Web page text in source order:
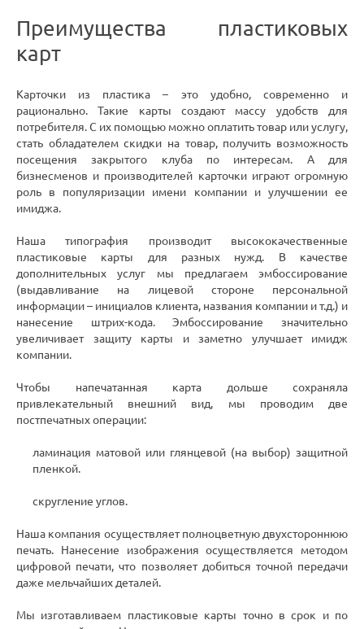
Преимущества пластиковых
карт
Карточки из пластика – это удобно, современно и
рационально. Такие карты создают массу удобств для
потребителя. С их помощью можно оплатить товар или услугу,
стать обладателем скидки на товар, получить возможность
посещения закрытого клуба по интересам. А для
бизнесменов и производителей карточки играют огромную
роль в популяризации имени компании и улучшении ее
имиджа.
Наша типография производит высококачественные
пластиковые карты для разных нужд. В качестве
дополнительных услуг мы предлагаем эмбоссирование
(выдавливание на лицевой стороне персональной
информации – инициалов клиента, названия компании и т.д.) и
нанесение штрих-кода. Эмбоссирование значительно
увеличивает защиту карты и заметно улучшает имидж
компании.
Чтобы напечатанная карта дольше сохраняла
привлекательный внешний вид, мы проводим две
постпечатных операции:
ламинация матовой или глянцевой (на выбор) защитной
пленкой.
скругление углов.
Наша компания осуществляет полноцветную двухстороннюю
печать. Нанесение изображения осуществляется методом
цифровой печати, что позволяет добиться точной передачи
даже мельчайших деталей.
Мы изготавливаем пластиковые карты точно в срок и по